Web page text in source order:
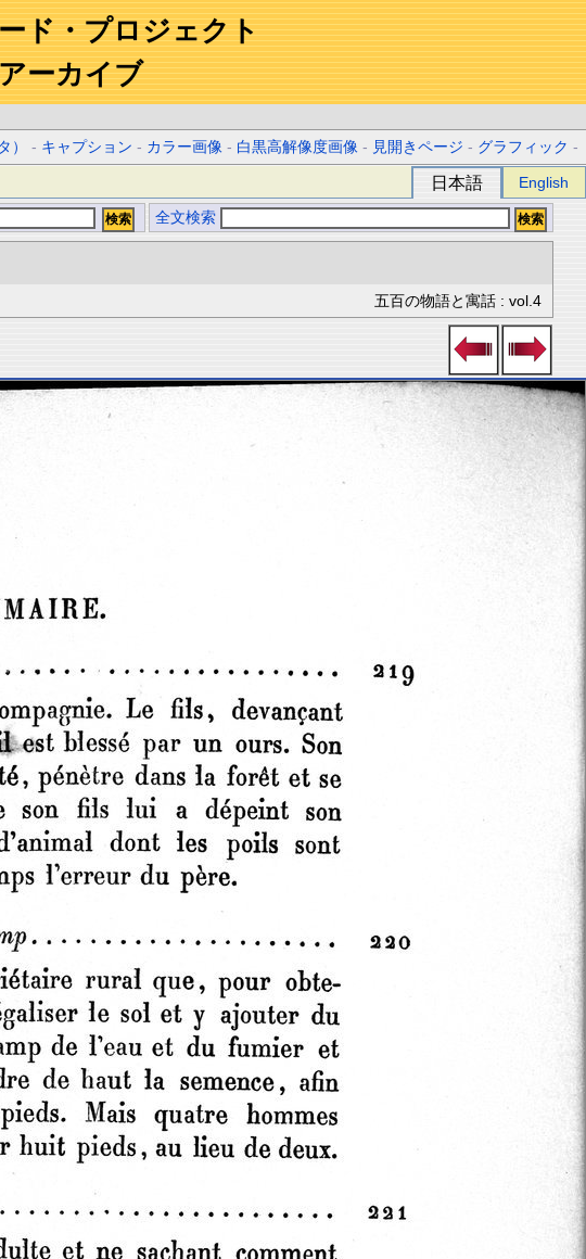
ド・プロジェクト
ーカイブ
） - キャプション - カラー画像 - 白黒高解像度画像 - 見開きページ - グラフィック -
日本語 English
全文検索
五百の物語と寓話 : vol.4